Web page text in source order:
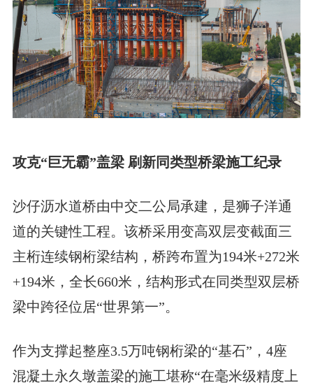
攻克“巨无霸”盖梁 刷新同类型桥梁施工纪录
沙仔沥水道桥由中交二公局承建，是狮子洋通
道的关键性工程。该桥采用变高双层变截面三
主桁连续钢桁梁结构，桥跨布置为194米+272米
+194米，全长660米，结构形式在同类型双层桥
梁中跨径位居“世界第一”。
作为支撑起整座3.5万吨钢桁梁的“基石”，4座
混凝土永久墩盖梁的施工堪称“在毫米级精度上